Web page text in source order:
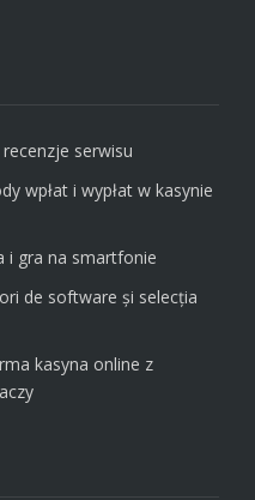
serwisu
wpłat i wypłat w kasynie
i gra na smartfonie
de software și selecția
kasyna online z